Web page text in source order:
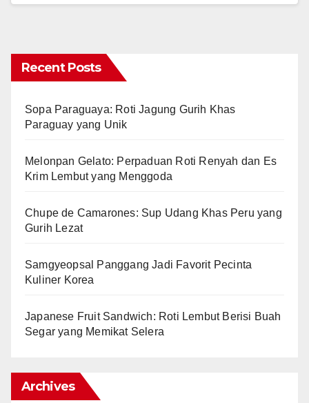
Recent Posts
Sopa Paraguaya: Roti Jagung Gurih Khas
Paraguay yang Unik
Melonpan Gelato: Perpaduan Roti Renyah dan Es
Krim Lembut yang Menggoda
Chupe de Camarones: Sup Udang Khas Peru yang
Gurih Lezat
Samgyeopsal Panggang Jadi Favorit Pecinta
Kuliner Korea
Japanese Fruit Sandwich: Roti Lembut Berisi Buah
Segar yang Memikat Selera
Archives